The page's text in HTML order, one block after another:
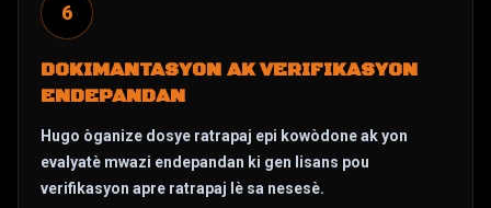
6
DOKIMANTASYON AK VERIFIKASYON
ENDEPANDAN
Hugo òganize dosye ratrapaj epi kowòdone ak yon
evalyatè mwazi endepandan ki gen lisans pou
verifikasyon apre ratrapaj lè sa nesesè.